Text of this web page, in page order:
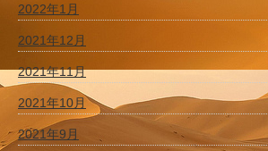
2022年1月
2021年12月
2021年11月
2021年10月
2021年9月